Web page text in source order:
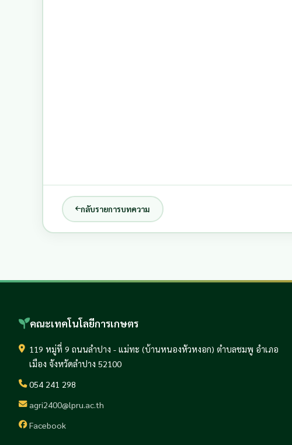
กลับรายการบทความ
คณะเทคโนโลยีการเกษตร
119 หมู่ที่ 9 ถนนลำปาง - แม่ทะ (บ้านหนองหัวหงอก) ตำบลชมพู อำเภอ
เมือง จังหวัดลำปาง 52100
054 241 298
agri2400@lpru.ac.th
Facebook